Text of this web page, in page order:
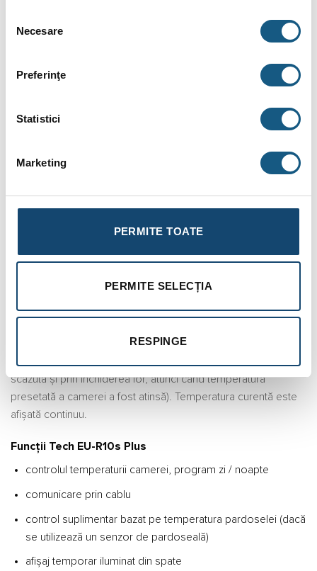
consimțământului
Necesare
Preferinţe
Statistici
Marketing
PERMITE TOATE
PERMITE SELECȚIA
RESPINGE
asemenea, unele specificații pot fi modificate de către
producător fără preaviz sau pot conține erori de operare.
DESCRIERE
RECENZII (0)
coopereze cu controlerul L-10.
Termostatul trebuie instalat în zona de încălzire. Informațiile
sunt folosite pentru a controla vanele termostatate (prin
scăzută şi prin închiderea lor, atunci când temperatura
presetată a camerei a fost atinsă). Temperatura curentă este
afișată continuu.
Funcții Tech EU-R10s Plus
controlul temperaturii camerei, program zi / noapte
comunicare prin cablu
control suplimentar bazat pe temperatura pardoselei (dacă
se utilizează un senzor de pardoseală)
afișaj temporar iluminat din spate